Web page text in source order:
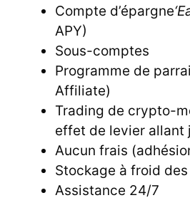
Compte d’épargne
APY)
Sous-comptes
Programme de
Affiliate)
Trading de crypto-
effet de levier allant
Aucun frais
Stockage à froid
Assistance 24/7